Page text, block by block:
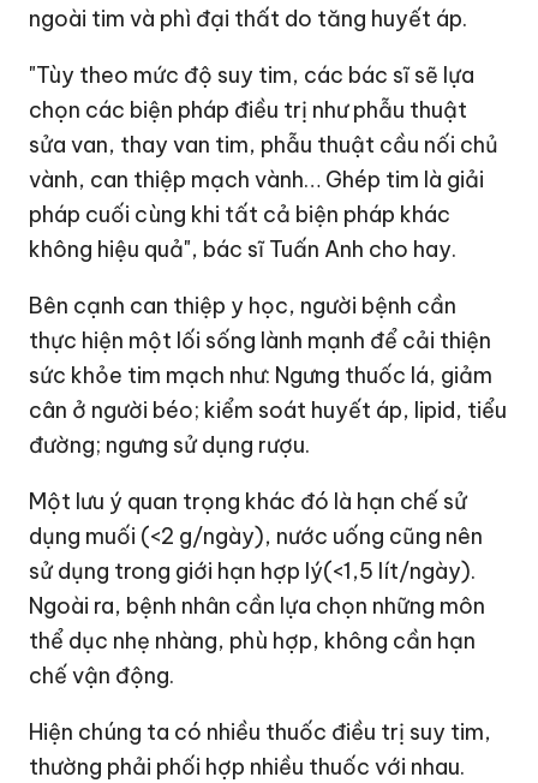
ngoài tim và phì đại thất do tăng huyết áp.
"Tùy theo mức độ suy tim, các bác sĩ sẽ lựa
chọn các biện pháp điều trị như phẫu thuật
sửa van, thay van tim, phẫu thuật cầu nối chủ
vành, can thiệp mạch vành… Ghép tim là giải
pháp cuối cùng khi tất cả biện pháp khác
không hiệu quả", bác sĩ Tuấn Anh cho hay.
Bên cạnh can thiệp y học, người bệnh cần
thực hiện một lối sống lành mạnh để cải thiện
sức khỏe tim mạch như: Ngưng thuốc lá, giảm
cân ở người béo; kiểm soát huyết áp, lipid, tiểu
đường; ngưng sử dụng rượu.
Một lưu ý quan trọng khác đó là hạn chế sử
dụng muối (<2 g/ngày), nước uống cũng nên
sử dụng trong giới hạn hợp lý(<1,5 lít/ngày).
Ngoài ra, bệnh nhân cần lựa chọn những môn
thể dục nhẹ nhàng, phù hợp, không cần hạn
chế vận động.
Hiện chúng ta có nhiều thuốc điều trị suy tim,
thường phải phối hợp nhiều thuốc với nhau.